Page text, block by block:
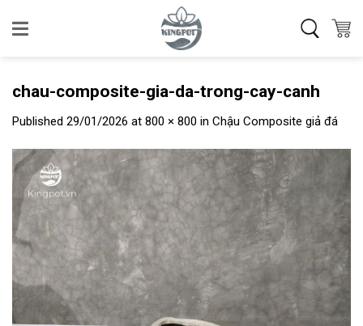
chau-composite-gia-da-trong-cay-canh
Published 29/01/2026 at 800 × 800 in Chậu Composite giả đá